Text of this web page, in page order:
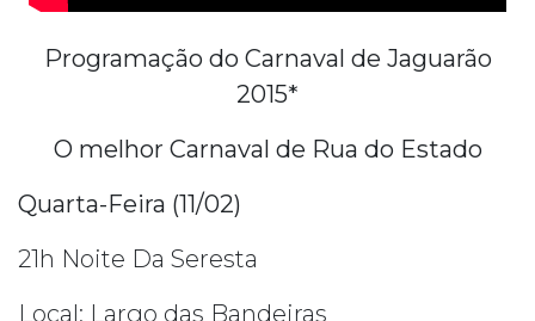
Programação do Carnaval de Jaguarão
2015*
O melhor Carnaval de Rua do Estado
Quarta-Feira (11/02)
21h Noite Da Seresta
Local: Largo das Bandeiras